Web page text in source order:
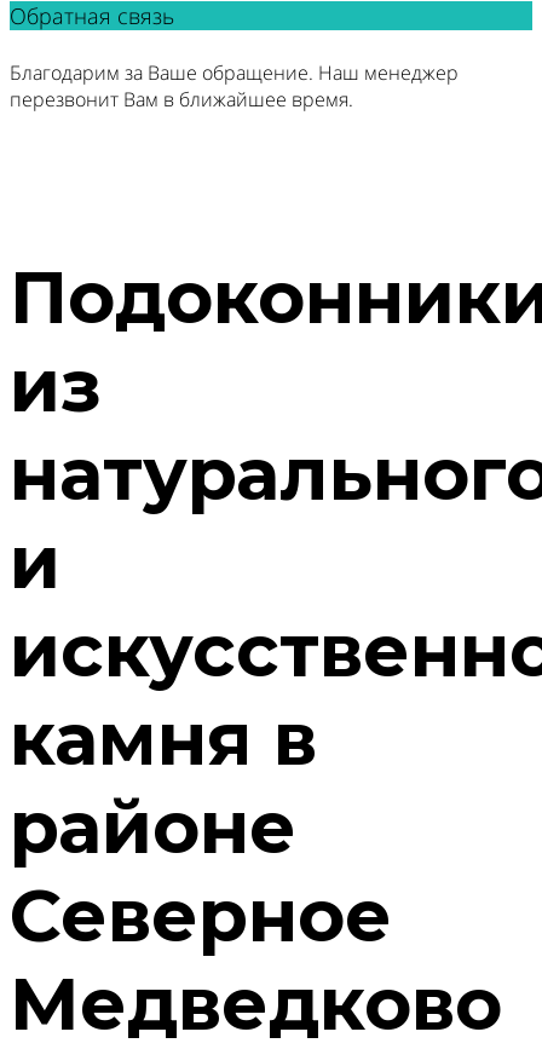
Обратная связь
Благодарим за Ваше обращение. Наш менеджер
перезвонит Вам в ближайшее время.
из
и
камня в
районе
Северное
Медведково